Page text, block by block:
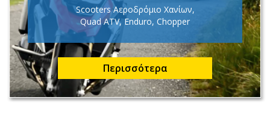
Scooters Αεροδρόμιο Χανίων,
Quad ATV, Enduro, Chopper
Περισσότερα